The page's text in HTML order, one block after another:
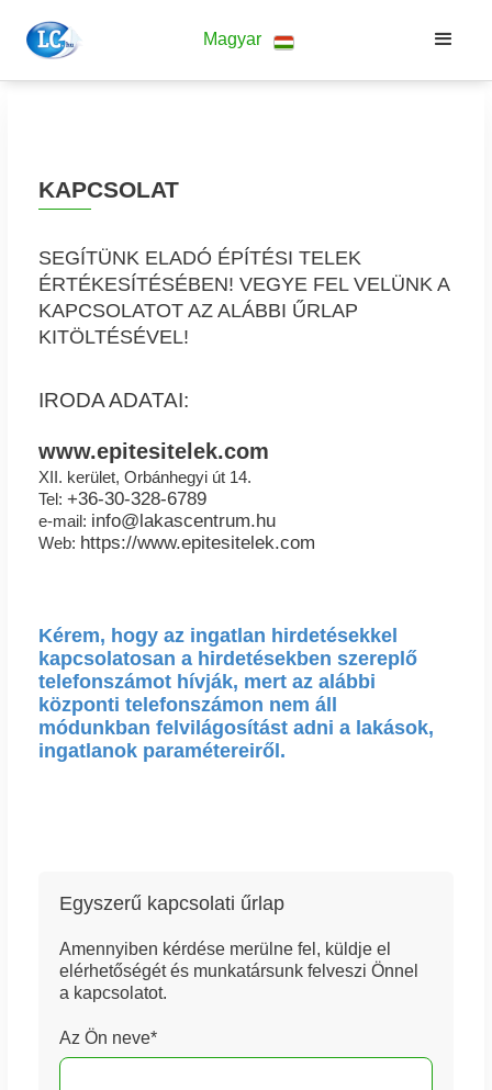
Magyar
KAPCSOLAT
SEGÍTÜNK ELADÓ ÉPÍTÉSI TELEK
ÉRTÉKESÍTÉSÉBEN! VEGYE FEL VELÜNK A
KAPCSOLATOT AZ ALÁBBI ŰRLAP
KITÖLTÉSÉVEL!
IRODA ADATAI:
www.epitesitelek.com
XII. kerület, Orbánhegyi út 14.
Tel: +36-30-328-6789
e-mail: info@lakascentrum.hu
Web: https://www.epitesitelek.com
Kérem, hogy az ingatlan hirdetésekkel
kapcsolatosan a hirdetésekben szereplő
telefonszámot hívják, mert az alábbi
központi telefonszámon nem áll
módunkban felvilágosítást adni a lakások,
ingatlanok paramétereiről.
Egyszerű kapcsolati űrlap
Amennyiben kérdése merülne fel, küldje el
elérhetőségét és munkatársunk felveszi Önnel
a kapcsolatot.
Az Ön neve*